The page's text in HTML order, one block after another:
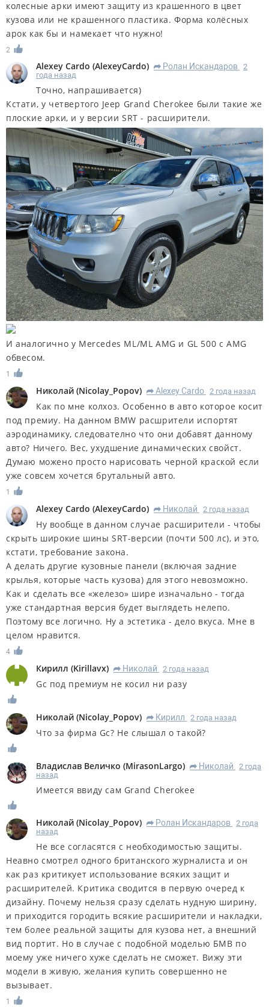
колесные арки имеют защиту из крашенного в цвет
кузова или не крашенного пластика. Форма колёсных
арок как бы и намекает что нужно!
2
Alexey Cardo (AlexeyCardo) R Ролан Искандаров
2
года назад
Точно, напрашивается)
Кстати, у четвертого Jeep Grand Cherokee были такие же
плоские арки, и у версии SRT - расширители.
И аналогично у Mercedes ML/ML AMG и GL 500 с AMG
обвесом.
1
Николай (Nicolay_Popov) R Alexey Cardo 2 года назад
Как по мне колхоз. Особенно в авто которое косит
под премиу. На данном BMW расшрители испортят
аэродинамику, следователно что они добавят данному
авто? Ничего. Вес, ухудшение динамических свойст.
Думаю можено просто нарисовать черной краской если
уже совсем хочется брутальный авто.
1
Alexey Cardo (AlexeyCardo) R Николай 2 года назад
Ну вообще в данном случае расширители - чтобы
скрыть широкие шины SRT-версии (почти 500 лс), и это,
кстати, требование закона.
А делать другие кузовные панели (включая задние
крылья, которые часть кузова) для этого невозможно.
Как и сделать все «железо» шире изначально - тогда
уже стандартная версия будет выглядеть нелепо.
Поэтому все логично. Ну а эстетика - дело вкуса. Мне в
целом нравится.
4
Кирилл (Kirillavx) R Николай 2 года назад
Gc под премиум не косил ни разу
Николай (Nicolay_Popov) R Кирилл 2 года назад
Что за фирма Gc? Не слышал о такой?
Владислав Величко (MirasonLargo) R Николай
2 года
назад
Имеется ввиду сам Grand Cherokee
Николай (Nicolay_Popov) R Ролан Искандаров
2 года
назад
Не все согласятся с необходимостью защиты.
Неавно смотрел одного британского журналиста и он
как раз критикует использование всяких защит и
расширителей. Критика сводится в первую очеред к
дизайну. Почему нельзя сразу сделать нудную ширину,
и приходится городить всякие расширители и накладки,
тем более реальной защиты для кузова нет, а внешний
вид портит. Но в случае с подобной моделью БМВ по
моему уже ничего хуже сделать не сможет. Вижу эти
модели в живую, желания купить совершенно не
вызывает.
1